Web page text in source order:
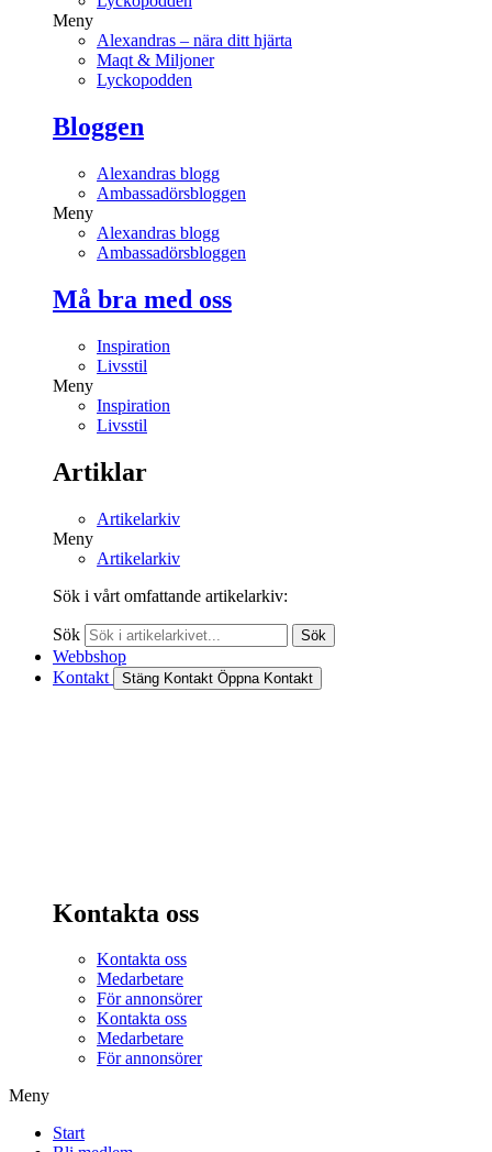
Meny
Alexandras – nära ditt hjärta
Maqt & Miljoner
Lyckopodden
Bloggen
Alexandras blogg
Ambassadörsbloggen
Meny
Alexandras blogg
Ambassadörsbloggen
Må bra med oss
Inspiration
Livsstil
Meny
Inspiration
Livsstil
Artiklar
Artikelarkiv
Meny
Artikelarkiv
Sök i vårt omfattande artikelarkiv:
Sök Sök
Webbshop
Kontakt
Stäng Kontakt Öppna Kontakt
Kontakta oss
Kontakta oss
Medarbetare
För annonsörer
Kontakta oss
Medarbetare
För annonsörer
Meny
Start